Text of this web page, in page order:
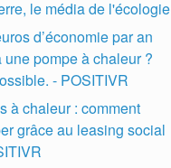
le média de l'écologie
d’économie par an
une pompe à chaleur ?
- POSITIVR
à chaleur : comment
grâce au leasing social